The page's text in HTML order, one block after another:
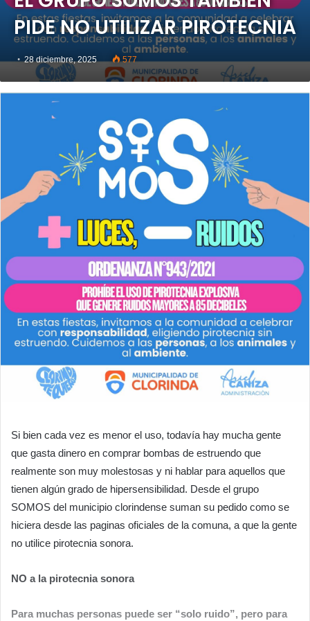
PIDE NO UTILIZAR PIROTECNIA
28 diciembre, 2025 577
Si bien cada vez es menor el uso, todavía hay mucha gente
que gasta dinero en comprar bombas de estruendo que
realmente son muy molestosas y ni hablar para aquellos que
tienen algún grado de hipersensibilidad. Desde el grupo
SOMOS del municipio clorindense suman su pedido como se
hiciera desde las paginas oficiales de la comuna, a que la gente
no utilice pirotecnia sonora.
NO a la pirotecnia sonora
Para muchas personas puede ser “solo ruido”, pero para